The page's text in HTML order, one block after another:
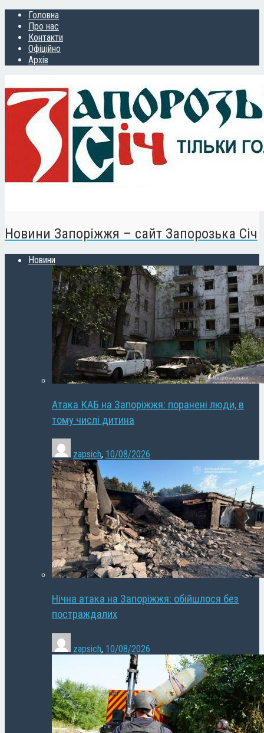
Головна
Про нас
Контакти
Офіційно
Архів
Новини Запоріжжя – сайт Запорозька Січ
Новини
Атака КАБ на Запоріжжя: поранені люди, в
тому числі дитина
zapsich, 10/08/2026
Нічна атака на Запоріжжя: обійшлося без
постраждалих
zapsich, 10/08/2026